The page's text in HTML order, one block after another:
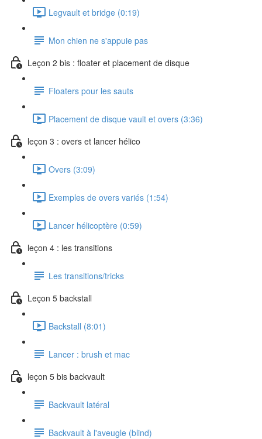
Legvault et bridge (0:19)
Mon chien ne s'appuie pas
Leçon 2 bis : floater et placement de disque
Floaters pour les sauts
Placement de disque vault et overs (3:36)
leçon 3 : overs et lancer hélico
Overs (3:09)
Exemples de overs variés (1:54)
Lancer hélicoptère (0:59)
leçon 4 : les transitions
Les transitions/tricks
Leçon 5 backstall
Backstall (8:01)
Lancer : brush et mac
leçon 5 bis backvault
Backvault latéral
Backvault à l'aveugle (blind)